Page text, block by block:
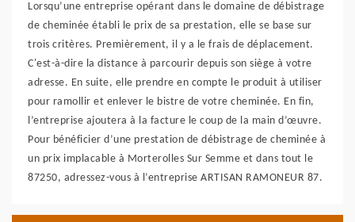
Lorsqu’une entreprise opérant dans le domaine de débistrage
de cheminée établi le prix de sa prestation, elle se base sur
trois critères. Premièrement, il y a le frais de déplacement.
C'est-à-dire la distance à parcourir depuis son siège à votre
adresse. En suite, elle prendre en compte le produit à utiliser
pour ramollir et enlever le bistre de votre cheminée. En fin,
l’entreprise ajoutera à la facture le coup de la main d’œuvre.
Pour bénéficier d’une prestation de débistrage de cheminée à
un prix implacable à Morterolles Sur Semme et dans tout le
87250, adressez-vous à l’entreprise ARTISAN RAMONEUR 87.